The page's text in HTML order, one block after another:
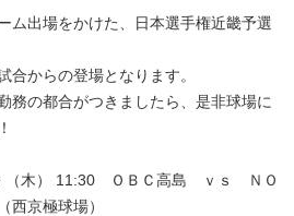
ム出場をかけた、日本選手権近畿予選
合からの登場となります。
務の都合がつきましたら、是非球場に
11:30 ＯＢＣ高島 ｖｓ ＮＯ
京極球場）